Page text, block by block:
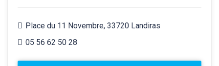
Place du 11 Novembre, 33720 Landiras
05 56 62 50 28